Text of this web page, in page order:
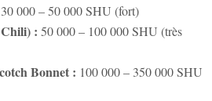
30 000 – 50 000 SHU (fort)
: 50 000 – 100 000 SHU (très
Bonnet : 100 000 – 350 000 SHU